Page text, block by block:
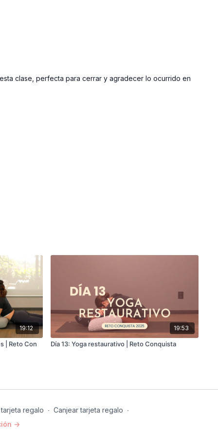
clase, perfecta para cerrar y agradecer lo ocurrido en
19:12
| Reto Con
19:53
Día 13: Yoga restaurativo | Reto Conquista
regalo ∙ Canjear tarjeta regalo ∙
->